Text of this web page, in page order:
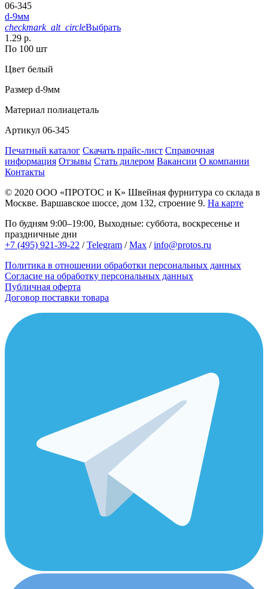
06-345
d-9мм
checkmark_alt_circleВыбрать
1.29 р.
По 100 шт
Цвет белый
Размер d-9мм
Материал полиацеталь
Артикул 06-345
Печатный каталог Скачать прайс-лист Справочная
информация Отзывы Стать дилером Вакансии О компании
Контакты
© 2020 ООО «ПРОТОС и К» Швейная фурнитура со склада в
Москве. Варшавское шоссе, дом 132, строение 9. На карте
По будням 9:00–19:00, Выходные: суббота, воскресенье и
праздничные дни
+7 (495) 921-39-22 /Telegram /Max /info@protos.ru
Политика в отношении обработки персональных данных
Согласие на обработку персональных данных
Публичная оферта
Договор поставки товара